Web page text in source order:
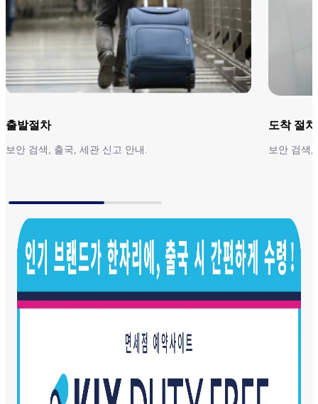
국내선 → 국제선 환승
도착 터미널 확인하기
니다.
국내선(Peach) 이용 승객의 도착은 제2터미널 빌딩(국내선)입
니다.
환승 항공편의 출발 터미널 확인하기
제1터미널 빌딩에서 출발하는 국제선 이용 승객은 제1터미널
빌딩 4층의 국제선 출발층으로 이동하십시오.
국내선 → 국내선 환승
동일한 항공사로 환승
절차에 대해서는 이용 항공사로 문의하십시오.
시오.
제1터미널과 제2터미널 간 환승
제1터미널과 제2터미널은 약 4km 떨어져 있습니다.
터미널 간 이동 시에는 에어로플라자와 제2터미널 간 무료 셔
틀버스를 운행하고 있으니 이용해 주시기 바랍니다(소요 시간
7~9분).
터미널 간 이동에는 시간이 소요되므로 여유를 가지고 이동해
주시기 바랍니다.
출발절차
보안 검색, 출국, 세관 신고 안내.​
도착 절차
보안 검색,